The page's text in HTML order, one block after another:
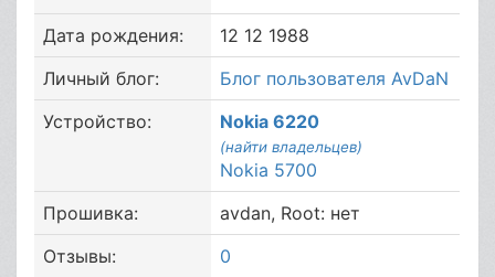
Дата рождения:
12 12 1988
Личный блог:
Блог пользователя AvDaN
Устройство:
Nokia 6220
(найти владельцев)
Nokia 5700
Прошивка:
avdan, Root: нет
Отзывы:
0